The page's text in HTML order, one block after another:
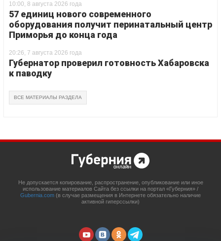
10:00, 8 августа 2026 года
57 единиц нового современного
оборудования получит перинатальный центр
Приморья до конца года
20:26, 7 августа 2026 года
Губернатор проверил готовность Хабаровска
к паводку
ВСЕ МАТЕРИАЛЫ РАЗДЕЛА
Не допускается копирование, распространение, опубликование или иное
использование материалов Сайта без ссылки на портал «Губерния» /
Gubernia.com (в случае размещения в Интернете обязательно наличие
активной гиперссылки)